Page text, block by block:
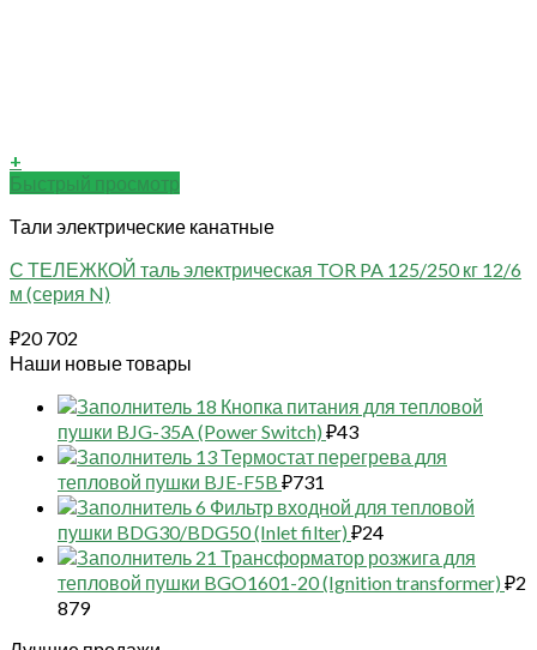
+
Быстрый просмотр
Тали электрические канатные
С ТЕЛЕЖКОЙ таль электрическая TOR PA 125/250 кг 12/6
м (серия N)
₽20 702
Наши новые товары
18 Кнопка питания для тепловой
пушки BJG-35A (Power Switch) ₽43
13 Термостат перегрева для
тепловой пушки BJE-F5B ₽731
6 Фильтр входной для тепловой
пушки BDG30/BDG50 (Inlet filter) ₽24
21 Трансформатор розжига для
тепловой пушки BGO1601-20 (Ignition transformer) ₽2
879